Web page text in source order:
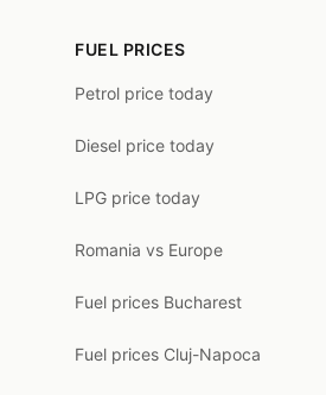
FUEL PRICES
Petrol price today
Diesel price today
LPG price today
Romania vs Europe
Fuel prices Bucharest
Fuel prices Cluj-Napoca